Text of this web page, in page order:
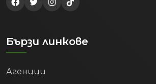
Бързи линкове
Агенции